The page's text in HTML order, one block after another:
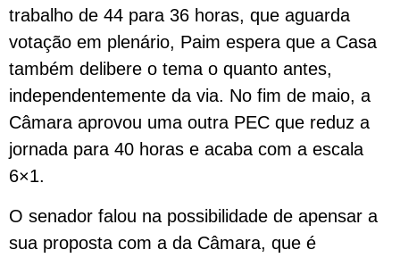
trabalho de 44 para 36 horas, que aguarda
votação em plenário, Paim espera que a Casa
também delibere o tema o quanto antes,
independentemente da via. No fim de maio, a
Câmara aprovou uma outra PEC que reduz a
jornada para 40 horas e acaba com a escala
6×1.
O senador falou na possibilidade de apensar a
sua proposta com a da Câmara, que é